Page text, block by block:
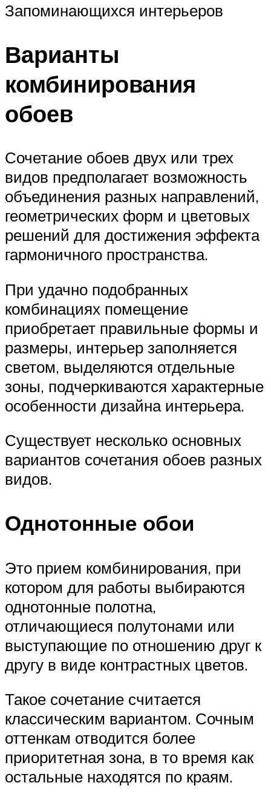
Запоминающихся интерьеров
Варианты
комбинирования
обоев
Сочетание обоев двух или трех
видов предполагает возможность
объединения разных направлений,
геометрических форм и цветовых
решений для достижения эффекта
гармоничного пространства.
При удачно подобранных
комбинациях помещение
приобретает правильные формы и
размеры, интерьер заполняется
светом, выделяются отдельные
зоны, подчеркиваются характерные
особенности дизайна интерьера.
Существует несколько основных
вариантов сочетания обоев разных
видов.
Однотонные обои
Это прием комбинирования, при
котором для работы выбираются
однотонные полотна,
отличающиеся полутонами или
выступающие по отношению друг к
другу в виде контрастных цветов.
Такое сочетание считается
классическим вариантом. Сочным
оттенкам отводится более
приоритетная зона, в то время как
остальные находятся по краям.